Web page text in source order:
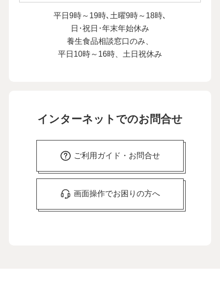
平日9時～19時､土曜9時～18時､
日･祝日･年末年始休み
養生食品相談窓口のみ、
平日10時～16時、土日祝休み
インターネットでのお問合せ
ご利用ガイド・お問合せ
画面操作でお困りの方へ